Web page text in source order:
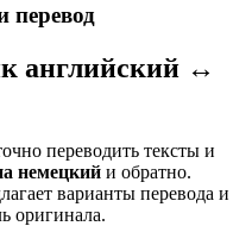
перевод
английский ↔
переводить тексты и
немецкий и обратно.
варианты перевода и
оригинала.